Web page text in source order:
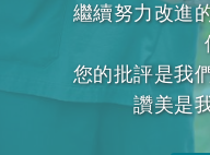
繼續努力改進
您的批評是我
讚美是